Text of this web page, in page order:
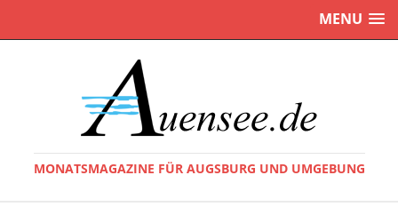
MENU
MONATSMAGAZINE FÜR AUGSBURG UND UMGEBUNG